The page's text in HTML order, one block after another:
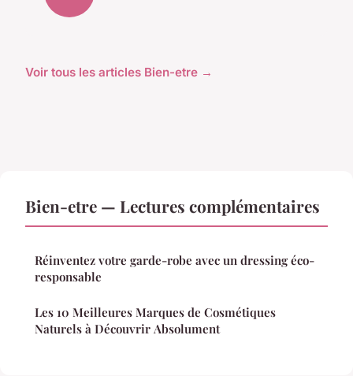
Voir tous les articles Bien-etre →
Bien-etre — Lectures complémentaires
Réinventez votre garde-robe avec un dressing éco-
responsable
Les 10 Meilleures Marques de Cosmétiques
Naturels à Découvrir Absolument